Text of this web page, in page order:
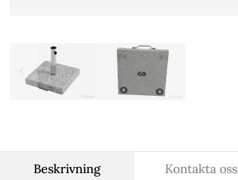
Beskrivning Kontakta oss